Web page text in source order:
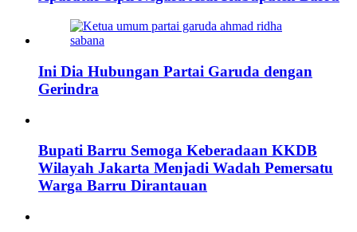
Ini Dia Hubungan Partai Garuda dengan
Gerindra
Bupati Barru Semoga Keberadaan KKDB
Wilayah Jakarta Menjadi Wadah Pemersatu
Warga Barru Dirantauan